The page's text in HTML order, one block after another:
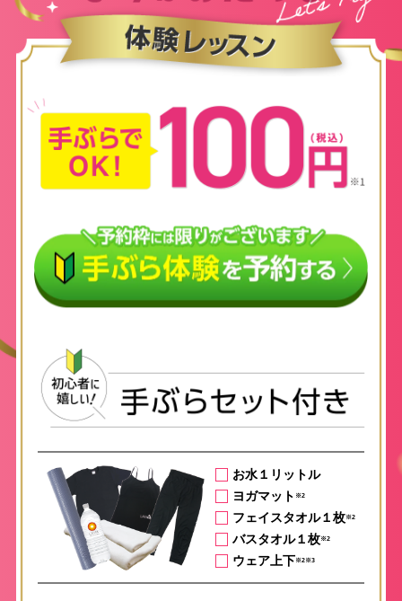
お水１リットル
ヨガマット ※2
フェイスタオル１枚※2
バスタオル１枚※2
ウェア上下※2※3